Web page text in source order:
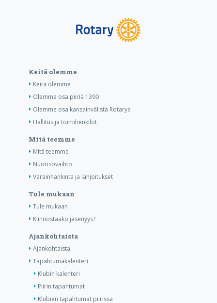
Keitä olemme
Keitä olemme
Olemme osa piiriä 1390
Olemme osa kansainvälistä Rotarya
Hallitus ja toimihenkilöt
Mitä teemme
Mitä teemme
Nuorisovaihto
Varainhankinta ja lahjoitukset
Tule mukaan
Tule mukaan
Kiinnostaako jäsenyys?
Ajankohtaista
Ajankohtaista
Tapahtumakalenteri
Klubin kalenteri
Piirin tapahtumat
Klubien tapahtumat piirissä